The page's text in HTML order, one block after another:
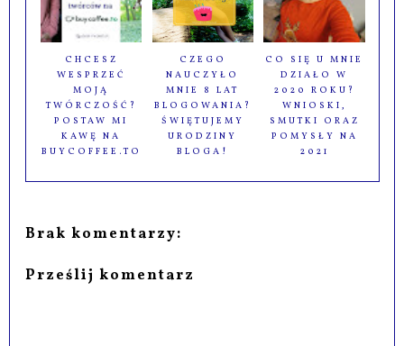
CHCESZ
WESPRZEĆ
MOJĄ
TWÓRCZOŚĆ?
POSTAW MI
KAWĘ NA
BUYCOFFEE.TO
CZEGO
NAUCZYŁO
MNIE 8 LAT
BLOGOWANIA?
ŚWIĘTUJEMY
URODZINY
BLOGA!
CO SIĘ U MNIE
DZIAŁO W
2020 ROKU?
WNIOSKI,
SMUTKI ORAZ
POMYSŁY NA
2021
Brak komentarzy:
Prześlij komentarz